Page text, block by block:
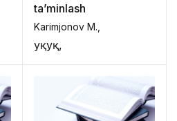
ta’minlash
Karimjonov M.,
Ҳуқуқ,